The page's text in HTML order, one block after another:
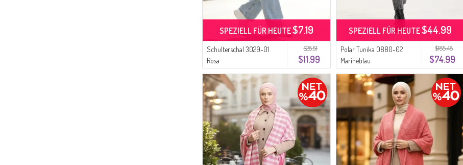
$28.51
$11.99
Schulterschal 3029-01
Rosa
SPEZIELL FÜR HEUTE$7.19
$185.48
$74.99
Polar Tunika 0880-02
Marineblau
SPEZIELL FÜR HEUTE$44.99